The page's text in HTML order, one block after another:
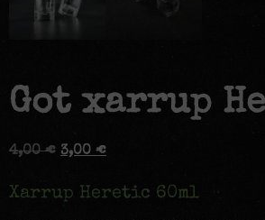
Got xarrup
4,00€ 3,00 €
Xarrup Heretic 60ml